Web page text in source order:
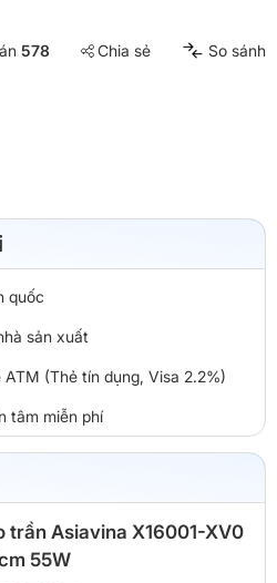
578 Chia sẻ So sánh
quốc
sản xuất
(Thẻ tín dụng, Visa 2.2%)
tâm miễn phí
trần Asiavina X16001-XV0
55W